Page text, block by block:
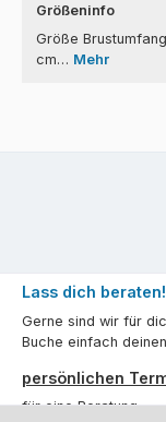
Größeninfo
Größe
cm… Mehr
Lass dich beraten!
Gerne sind wir für
Buche einfach deinen
persönlichen
für eine Beratung.